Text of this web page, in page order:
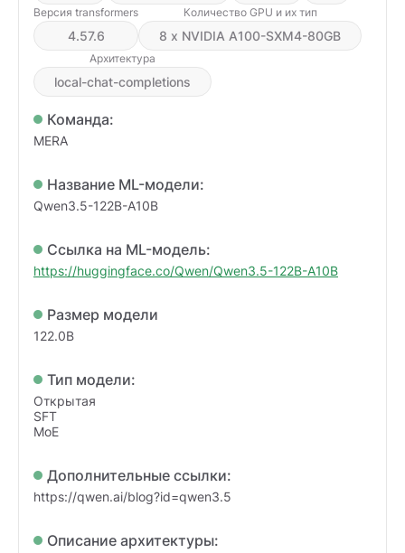
Версия transformers
4.57.6
Количество GPU и их тип
8 x NVIDIA A100-SXM4-80GB
Архитектура
local-chat-completions
Команда:
MERA
Название ML-модели:
Qwen3.5-122B-A10B
Ссылка на ML-модель:
https://huggingface.co/Qwen/Qwen3.5-122B-A10B
Размер модели
122.0B
Тип модели:
Открытая
SFT
MoE
Дополнительные ссылки:
https://qwen.ai/blog?id=qwen3.5
Описание архитектуры: